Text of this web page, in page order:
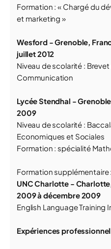
Formation : « Chargé du
et marketing »
Wesford - Grenoble,
juillet 2012
Niveau de scolarité :
Communication
Lycée Stendhal -
2009
Niveau de scolarité :
Economiques et Sociales
Formation : spécialité
Formation supplémentaire :
UNC Charlotte -
2009 à décembre 2009
English Language Training
Expériences